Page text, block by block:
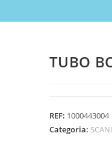
TUBO
REF: 1000443004
Categoria: